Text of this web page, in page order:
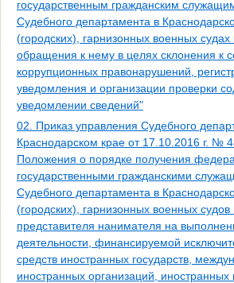
государственным гражданским
Судебного департамента в
(городских), гарнизонных военных
обращения к нему в целях склонения к
коррупционных правонарушений,
уведомления и организации проверки
уведомлении сведений"
02. Приказ управления Судебного
Краснодарском крае от 17.10.2016 г. №
Положения о порядке получения
государственными гражданскими
Судебного департамента в
(городских), гарнизонных военных
представителя нанимателя на
деятельности, финансируемой
средств иностранных государств,
иностранных организаций, иностранных